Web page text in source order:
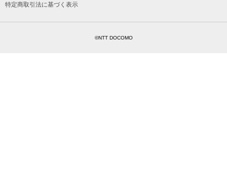
特定商取引法に基づく表示
©NTT DOCOMO